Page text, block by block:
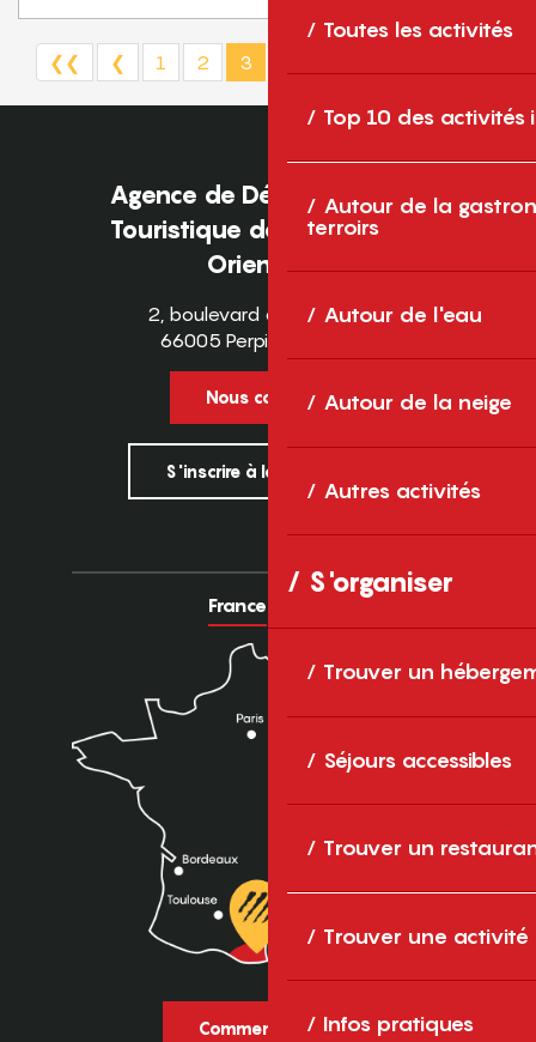
Toutes les activités
Top 10 des activités
Autour de la
terroirs
Autour de l'eau
Autour de la neige
Autres activités
S'organiser
Trouver un
Séjours accessibles
Trouver un
Trouver une activité
Infos pratiques
❮❮ ❮ 1 2 3
Agence de Développement
Touristique des Pyrénées-
Orientales
2, boulevard des Pyrénées
66005 Perpignan Cedex
Nous contacter
S'inscrire à la newsletter
France
Comment venir ?